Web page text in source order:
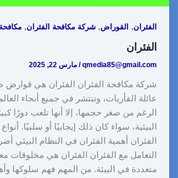
الفئران, القوراض,شركة مكافحة الفئران,
الفئران
qmedia85@gmail.com
/مارس 22, 2025
شركة مكافحة الفئران الفئران هي قوارض
عائلة الفأريات، وتنتشر في جميع أنحاء
الرغم من صغر حجمها، إلا أنها تلعب دورًا
البيئية، سواء كان ذلك إيجابيًا أو سلبيًا.
الفئران أهمية الفئران في النظام البيئي
التعامل مع الفئران الفئران هي مخلوقات
متعددة في البيئة. من المهم فهم سلوكها